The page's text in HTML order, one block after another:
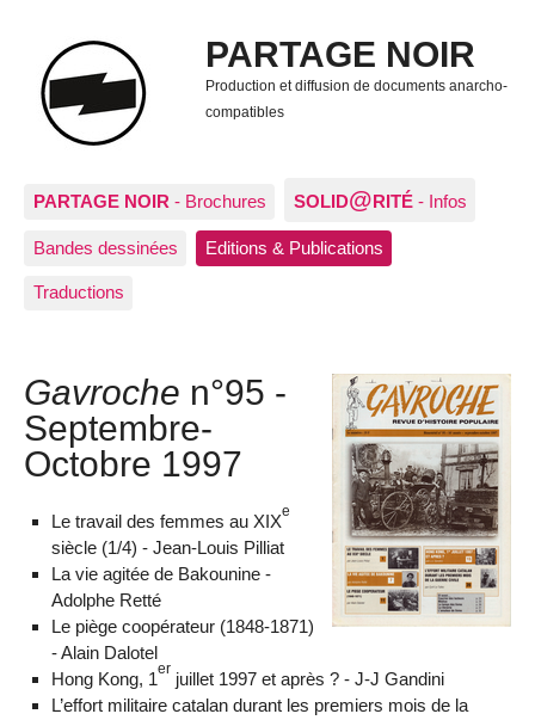
PARTAGE NOIR
Production et diffusion de documents anarcho-
compatibles
PARTAGE NOIR - Brochures SOLID@RITÉ - Infos
Bandes dessinées Editions & Publications
Traductions
Gavroche n°95 -
Septembre-
Octobre 1997
Le travail des femmes au XIXe
siècle (1/4) - Jean-Louis Pilliat
La vie agitée de Bakounine -
Adolphe Retté
Le piège coopérateur (1848-1871)
- Alain Dalotel
Hong Kong, 1er juillet 1997 et après ? - J-J Gandini
L’effort militaire catalan durant les premiers mois de la